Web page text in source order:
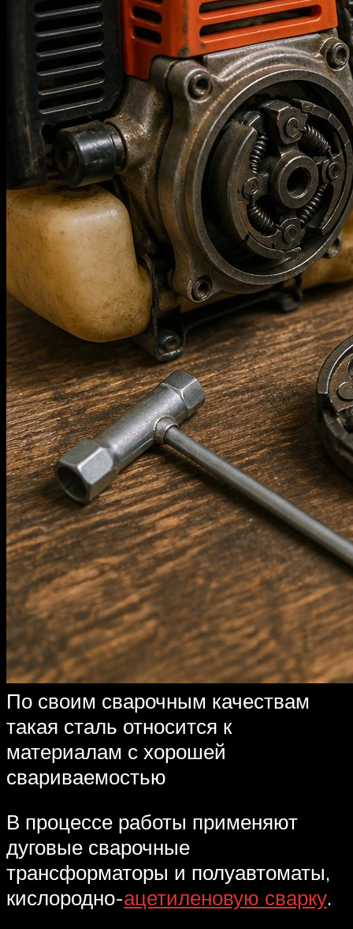
По своим сварочным качествам
такая сталь относится к
материалам с хорошей
свариваемостью
В процессе работы применяют
дуговые сварочные
трансформаторы и полуавтоматы,
кислородно-ацетиленовую сварку.